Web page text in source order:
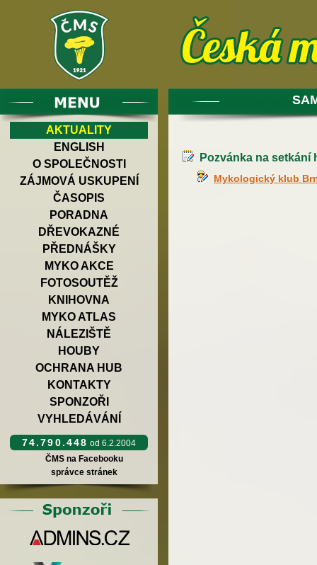
AKTUALITY
ENGLISH
O SPOLEČNOSTI
ZÁJMOVÁ USKUPENÍ
ČASOPIS
PORADNA
DŘEVOKAZNÉ
PŘEDNÁŠKY
MYKO AKCE
FOTOSOUTĚŽ
KNIHOVNA
MYKO ATLAS
NÁLEZIŠTĚ
HOUBY
OCHRANA HUB
KONTAKTY
SPONZOŘI
VYHLEDÁVÁNÍ
74.790.448 od 6.2.2004
ČMS na Facebooku
správce stránek
Pozvánka na setkání
Mykologický klub